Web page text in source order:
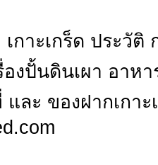
กาะเกร็ด ประวั
งปั้นดินเผา อาห
ละ ของฝากเกาะ